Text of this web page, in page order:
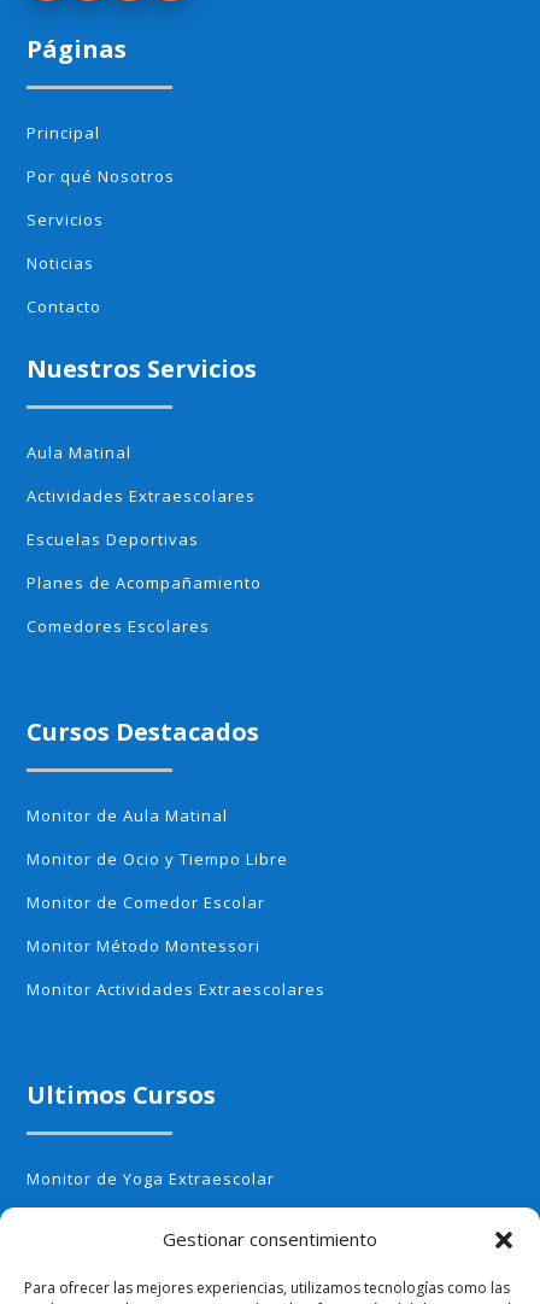
Gestionar consentimiento
Para ofrecer las mejores experiencias, utilizamos tecnologías como las
Páginas
Principal
Por qué Nosotros
Servicios
Noticias
Contacto
Nuestros Servicios
Aula Matinal
Actividades Extraescolares
Escuelas Deportivas
Planes de Acompañamiento
Comedores Escolares
Cursos Destacados
Monitor de Aula Matinal
Monitor de Ocio y Tiempo Libre
Monitor de Comedor Escolar
Monitor Método Montessori
Monitor Actividades Extraescolares
Ultimos Cursos
Monitor de Yoga Extraescolar